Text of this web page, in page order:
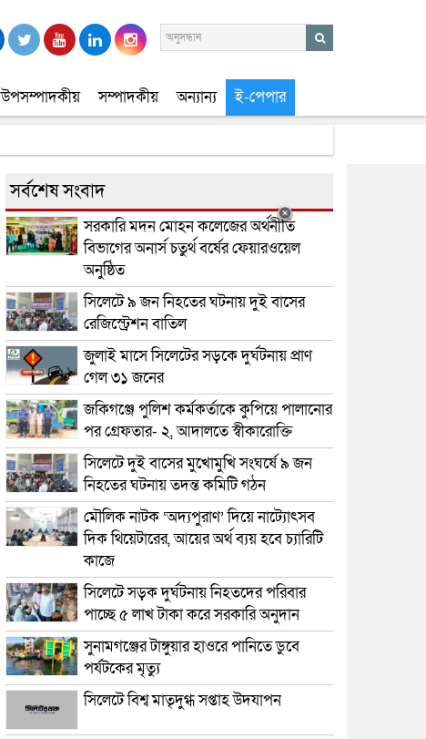
উপসম্পাদকীয় সম্পাদকীয় অন্যান্য ই-পেপার
সর্বশেষ সংবাদ
সরকারি মদন মোহন কলেজের অর্থনীতি
বিভাগের অনার্স চতুর্থ বর্ষের ফেয়ারওয়েল
অনুষ্ঠিত
সিলেটে ৯ জন নিহতের ঘটনায় দুই বাসের
রেজিস্ট্রেশন বাতিল
জুলাই মাসে সিলেটের সড়কে দুর্ঘটনায় প্রাণ
গেল ৩১ জনের
জকিগঞ্জে পুলিশ কর্মকর্তাকে কুপিয়ে পালানোর
পর গ্রেফতার- ২, আদালতে স্বীকারোক্তি
সিলেটে দুই বাসের মুখোমুখি সংঘর্ষে ৯ জন
নিহতের ঘটনায় তদন্ত কমিটি গঠন
মৌলিক নাটক ‘অদ্যপুরাণ’ দিয়ে নাট্যোৎসব
দিক থিয়েটারের, আয়ের অর্থ ব্যয় হবে চ্যারিটি
কাজে
সিলেটে সড়ক দুর্ঘটনায় নিহতদের পরিবার
পাচ্ছে ৫ লাখ টাকা করে সরকারি অনুদান
সুনামগঞ্জের টাঙ্গুয়ার হাওরে পানিতে ডুবে
পর্যটকের মৃত্যু
সিলেটে বিশ্ব মাতৃদুগ্ধ সপ্তাহ উদযাপন